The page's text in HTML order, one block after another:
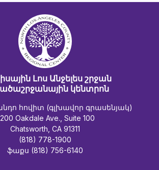
Լոս Անջելես շրջան
կենտրոն
հովիտ (գլխավոր գրասենյակ)
Oakdale Ave., Suite 100
Chatsworth, CA 91311
(818) 778-1900
ֆաքս (818) 756-6140